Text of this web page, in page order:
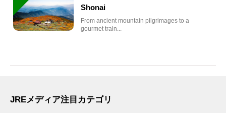
Shonai
From ancient mountain pilgrimages to a
gourmet train...
JREメディア注目カテゴリ